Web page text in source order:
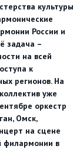
культуры
России и
задача –
на всей
к
регионов. На
уже
оркестр
Омск,
на сцене
филармонии в